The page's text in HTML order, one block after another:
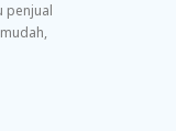
penjual